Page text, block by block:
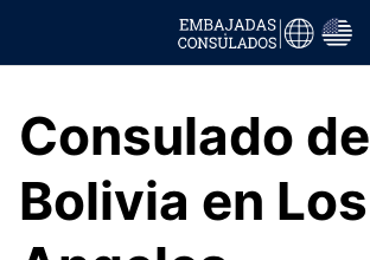
contenido
Consulado de
Bolivia en Los